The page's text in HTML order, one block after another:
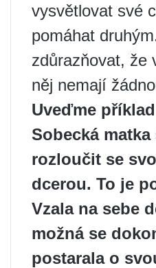
vysvětlovat své
pomáhat
zdůrazňovat, že
něj nemají
Uveďme
Sobecká matka
rozloučit se
dcerou. To je
Vzala na sebe
možná se
postarala o